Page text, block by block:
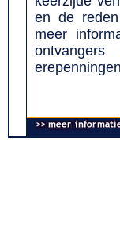
en de
meer